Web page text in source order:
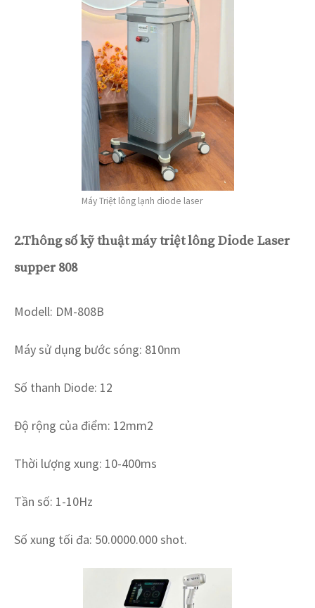
Máy Triệt lông lạnh diode laser
2.Thông số kỹ thuật máy triệt lông Diode Laser
supper 808
Modell: DM-808B
Máy sử dụng bước sóng: 810nm
Số thanh Diode: 12
Độ rộng của điểm: 12mm2
Thời lượng xung: 10-400ms
Tần số: 1-10Hz
Số xung tối đa: 50.0000.000 shot.